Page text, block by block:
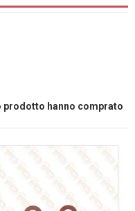
prodotto hanno comprato